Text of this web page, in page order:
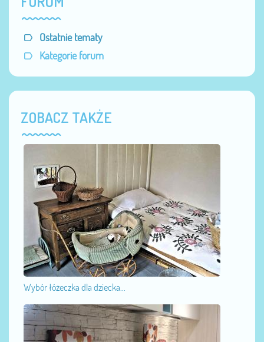
Ostatnie tematy
Kategorie forum
ZOBACZ TAKŻE
Wybór łóżeczka dla dziecka...